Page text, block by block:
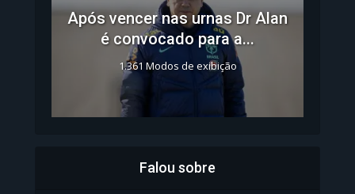
Após vencer nas urnas Dr Alan
é convocado para a...
1.361 Modos de exibição
Falou sobre